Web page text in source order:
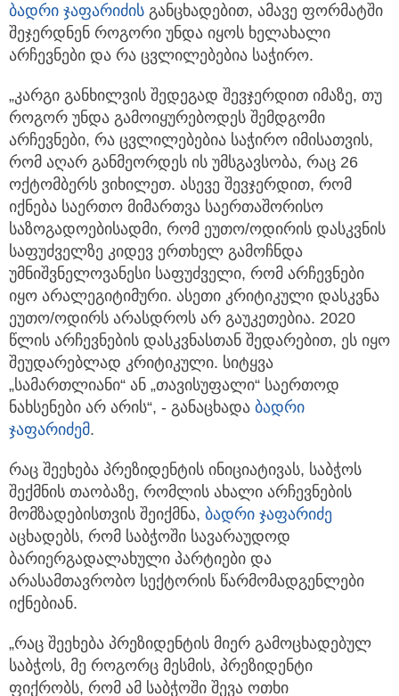
ბადრი ჯაფარიძის განცხადებით, ამავე ფორმატში
შეჯერდნენ როგორი უნდა იყოს ხელახალი
არჩევნები და რა ცვლილებებია საჭირო.
„კარგი განხილვის შედეგად შევჯერდით იმაზე, თუ
როგორ უნდა გამოიყურებოდეს შემდგომი
არჩევნები, რა ცვლილებებია საჭირო იმისათვის,
რომ აღარ განმეორდეს ის უმსგავსობა, რაც 26
ოქტომბერს ვიხილეთ. ასევე შევჯერდით, რომ
იქნება საერთო მიმართვა საერთაშორისო
საზოგადოებისადმი, რომ ეუთო/ოდირის დასკვნის
საფუძველზე კიდევ ერთხელ გამოჩნდა
უმნიშვნელოვანესი საფუძველი, რომ არჩევნები
იყო არალეგიტიმური. ასეთი კრიტიკული დასკვნა
ეუთო/ოდირს არასდროს არ გაუკეთებია. 2020
წლის არჩევნების დასკვნასთან შედარებით, ეს იყო
შეუდარებლად კრიტიკული. სიტყვა
„სამართლიანი“ ან „თავისუფალი“ საერთოდ
ნახსენები არ არის“, - განაცხადა ბადრი
ჯაფარიძემ.
რაც შეეხება პრეზიდენტის ინიციატივას, საბჭოს
შექმნის თაობაზე, რომლის ახალი არჩევნების
მომზადებისთვის შეიქმნა, ბადრი ჯაფარიძე
აცხადებს, რომ საბჭოში სავარაუდოდ
ბარიერგადალახული პარტიები და
არასამთავრობო სექტორის წარმომადგენლები
იქნებიან.
„რაც შეეხება პრეზიდენტის მიერ გამოცხადებულ
საბჭოს, მე როგორც მესმის, პრეზიდენტი
ფიქრობს, რომ ამ საბჭოში შევა ოთხი